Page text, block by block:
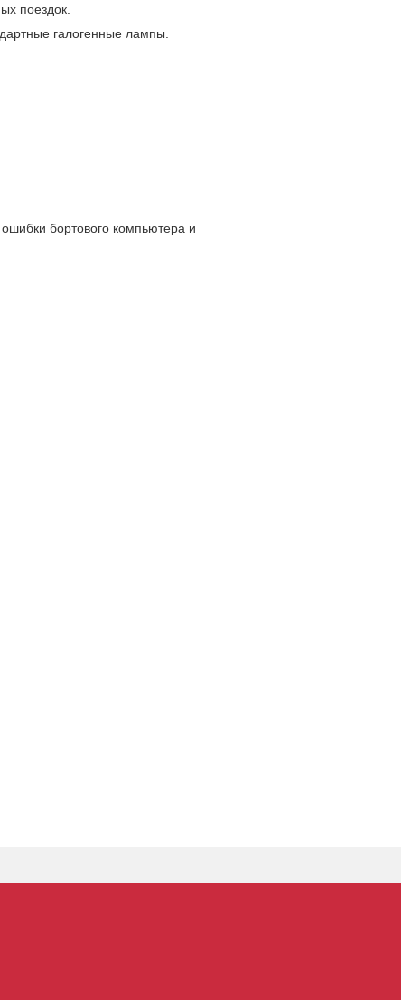
поездок.
галогенные лампы.
ошибки бортового компьютера и